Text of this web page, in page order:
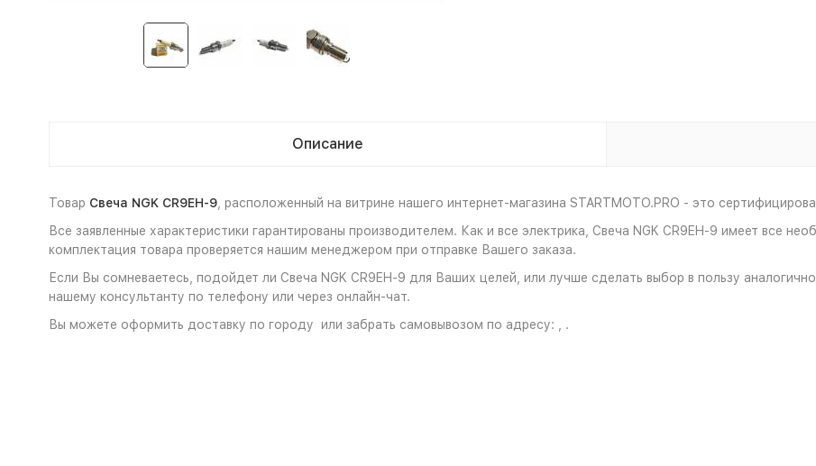
Описание
Товар Свеча NGK CR9EH-9, расположенный на витрине нашего интернет-магазина STARTMOTO.PRO - это
Все заявленные характеристики гарантированы производителем. Как и все электрика, Свеча NGK CR9EH-9 имеет все
комплектация товара проверяется нашим менеджером при отправке Вашего заказа.
Если Вы сомневаетесь, подойдет ли Свеча NGK CR9EH-9 для Ваших целей, или лучше сделать выбор в пользу
нашему консультанту по телефону или через онлайн-чат.
Вы можете оформить доставку по городу или забрать самовывозом по адресу: , .